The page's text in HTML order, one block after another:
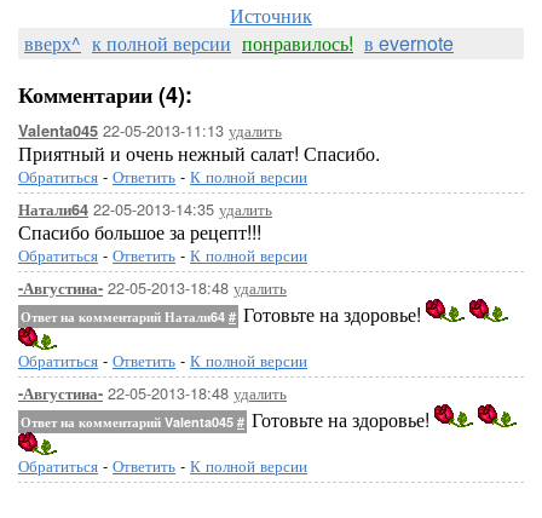
Источник
вверх^ к полной версии понравилось! в evernote
Комментарии (4):
Valenta045 22-05-2013-11:13 удалить
Приятный и очень нежный салат! Спасибо.
Обратиться - Ответить - К полной версии
Натали64 22-05-2013-14:35 удалить
Спасибо большое за рецепт!!!
Обратиться - Ответить - К полной версии
-Августина- 22-05-2013-18:48 удалить
Ответ на комментарий Натали64 # Готовьте на здоровье!
Обратиться - Ответить - К полной версии
-Августина- 22-05-2013-18:48 удалить
Ответ на комментарий Valenta045 # Готовьте на здоровье!
Обратиться - Ответить - К полной версии